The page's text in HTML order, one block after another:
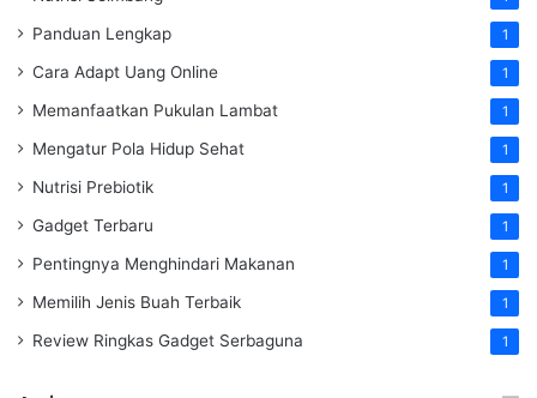
Panduan Lengkap 1
Cara Adapt Uang Online 1
Memanfaatkan Pukulan Lambat 1
Mengatur Pola Hidup Sehat 1
Nutrisi Prebiotik 1
Gadget Terbaru 1
Pentingnya Menghindari Makanan 1
Memilih Jenis Buah Terbaik 1
Review Ringkas Gadget Serbaguna 1